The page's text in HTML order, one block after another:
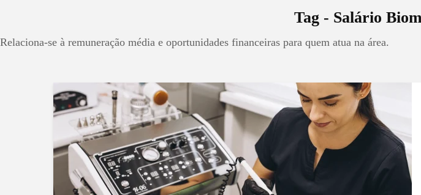
Tag - Salário
Relaciona-se à remuneração média e oportunidades financeiras para quem atua na área.